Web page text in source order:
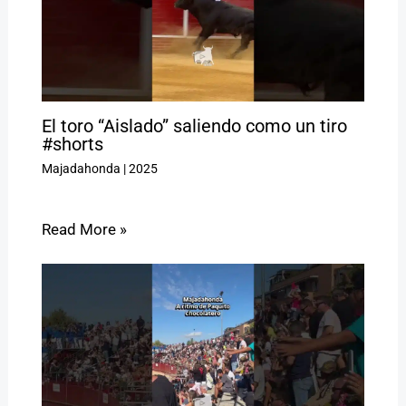
El toro “Aislado” saliendo como un tiro
#shorts
Majadahonda |2025
Read More »